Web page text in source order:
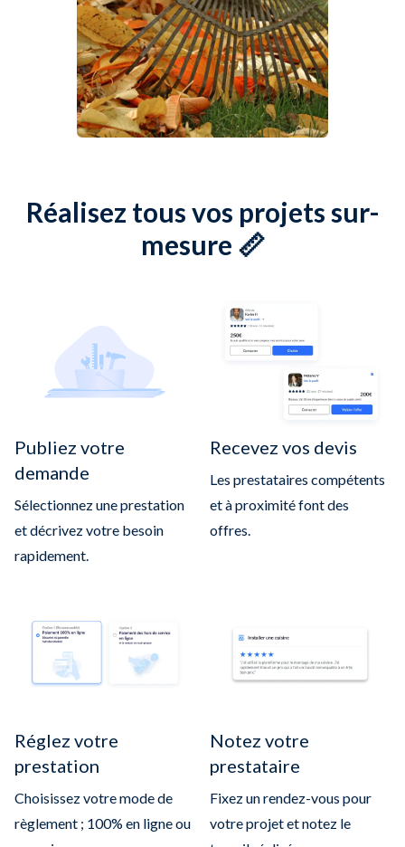
Réalisez tous vos projets sur-
mesure 📏
Publiez votre
demande
Sélectionnez une prestation
et décrivez votre besoin
rapidement.
Recevez vos devis
Les prestataires compétents
et à proximité font des
offres.
Réglez votre
prestation
Choisissez votre mode de
règlement ; 100% en ligne ou
Notez votre
prestataire
Fixez un rendez-vous pour
votre projet et notez le